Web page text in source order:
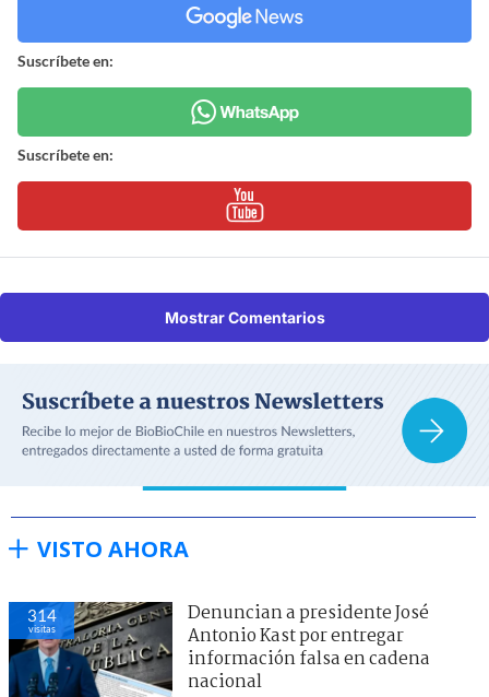
Suscríbete en:
Suscríbete en:
Mostrar Comentarios
VISTO AHORA
314
visitas
Denuncian a presidente José
Antonio Kast por entregar
información falsa en cadena
nacional